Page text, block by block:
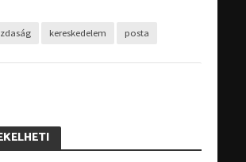
kereskedelem posta